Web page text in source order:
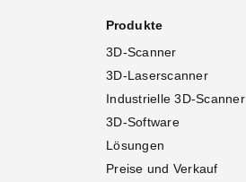
Produkte
3D-Scanner
3D-Laserscanner
Industrielle 3D-Scanner
3D-Software
Lösungen
Preise und Verkauf